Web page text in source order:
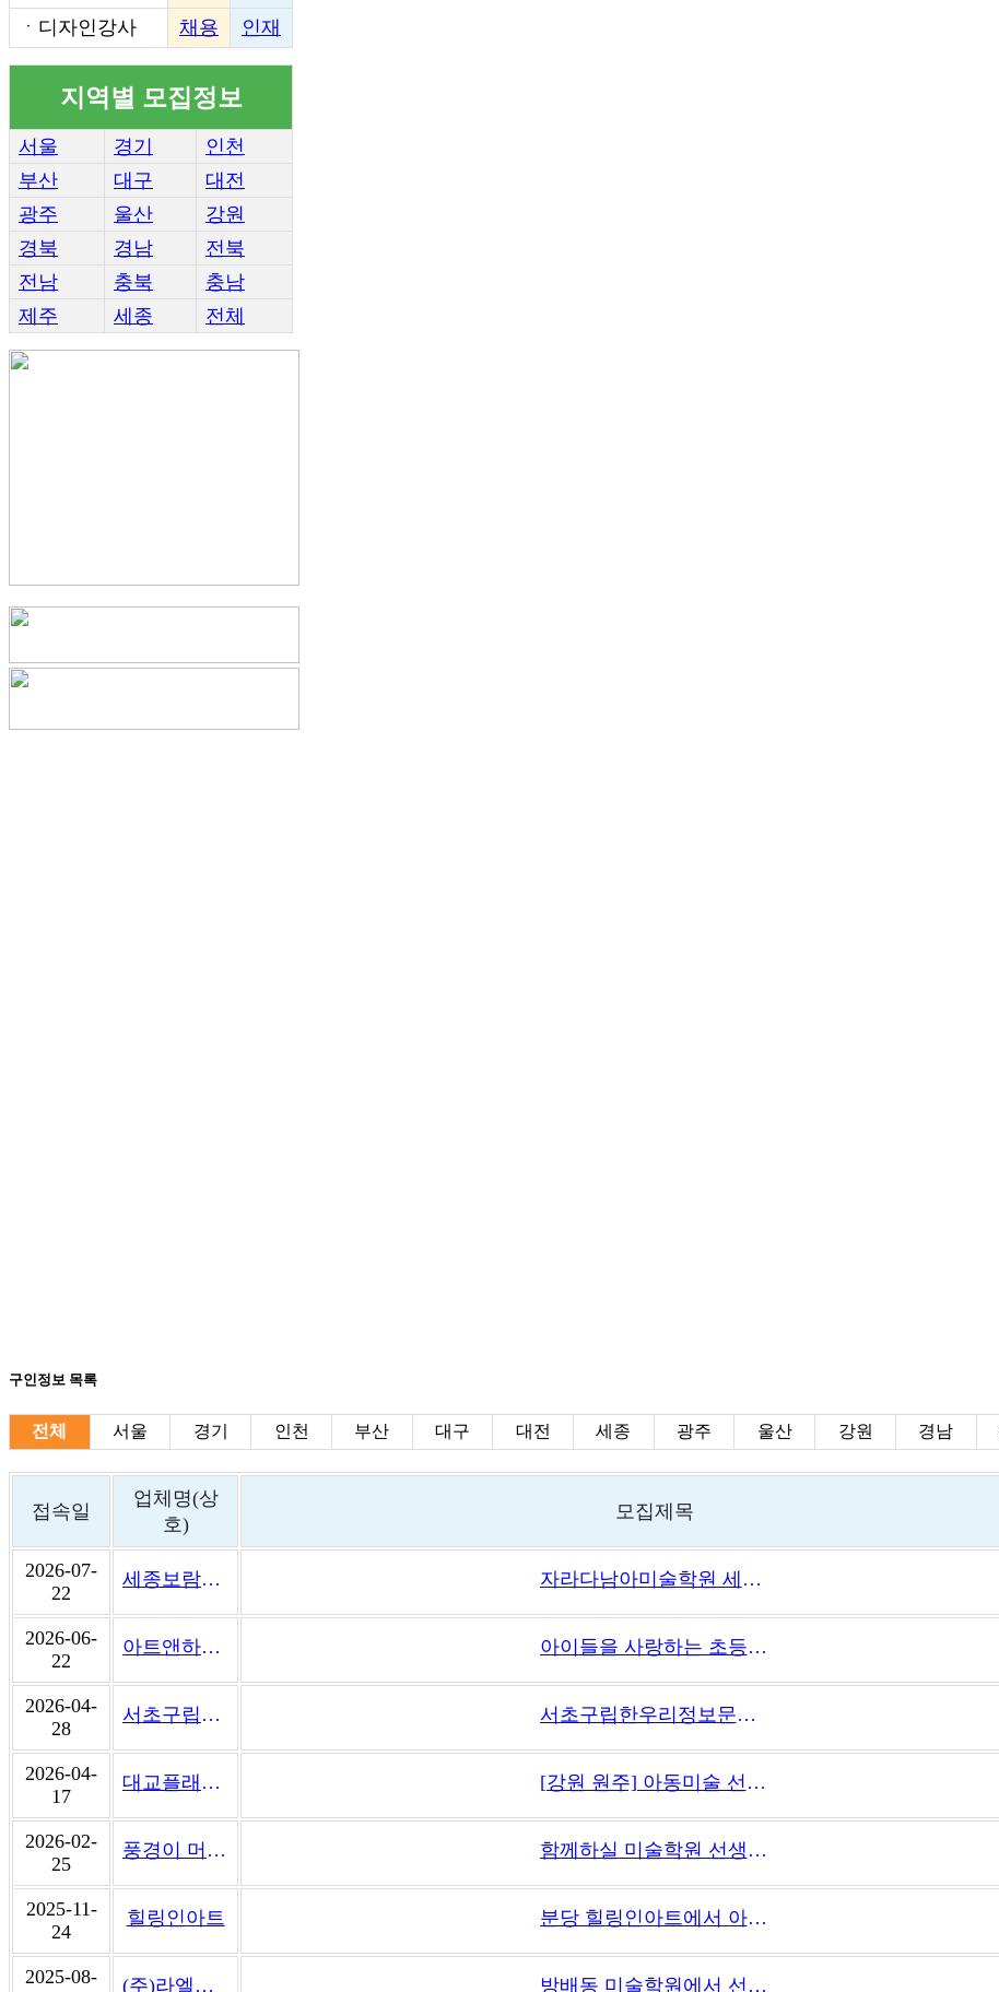
ㆍ 디자인강사 채용 인재
지역별 모집정보
서울 경기
인천
부산
대구
대전
광주
울산
강원
경북
경남
전북
전남
충북
충남
제주
세종 전체
구인정보 목록
전체 서울 경기 인천 부산 대구 대전 세종 광주 울산 강원 경남
접속일
업체명(상
호)
모집제목
2026-07-
22
세종보람원자라다남아미술학원 자라다남아미술학원 세종보람원 미술교사 모집
2026-06-
22
아트앤하트의정부녹양미술학원 아이들을 사랑하는 초등부 미술강사 구합니다
2026-04-
28
서초구립한우리정보문화센터 서초구립한우리정보문화센터(장애인복지관) 미술강사 모집합니다.
2026-04-
17
대교플래뮤미술학원 원주기업도시점 [강원 원주] 아동미술 선생님 구합니다.
2026-02-
25
풍경이 머무는 자리 미술학원 함께하실 미술학원 선생님 모집합니다
2025-11-
24
힐링인아트 분당 힐링인아트에서 아크릴화 전문 선생님 모십니다.
2025-08-
(주)라엘뮤직앤아트 방배동 미술학원에서 선생님을 모집합니다.